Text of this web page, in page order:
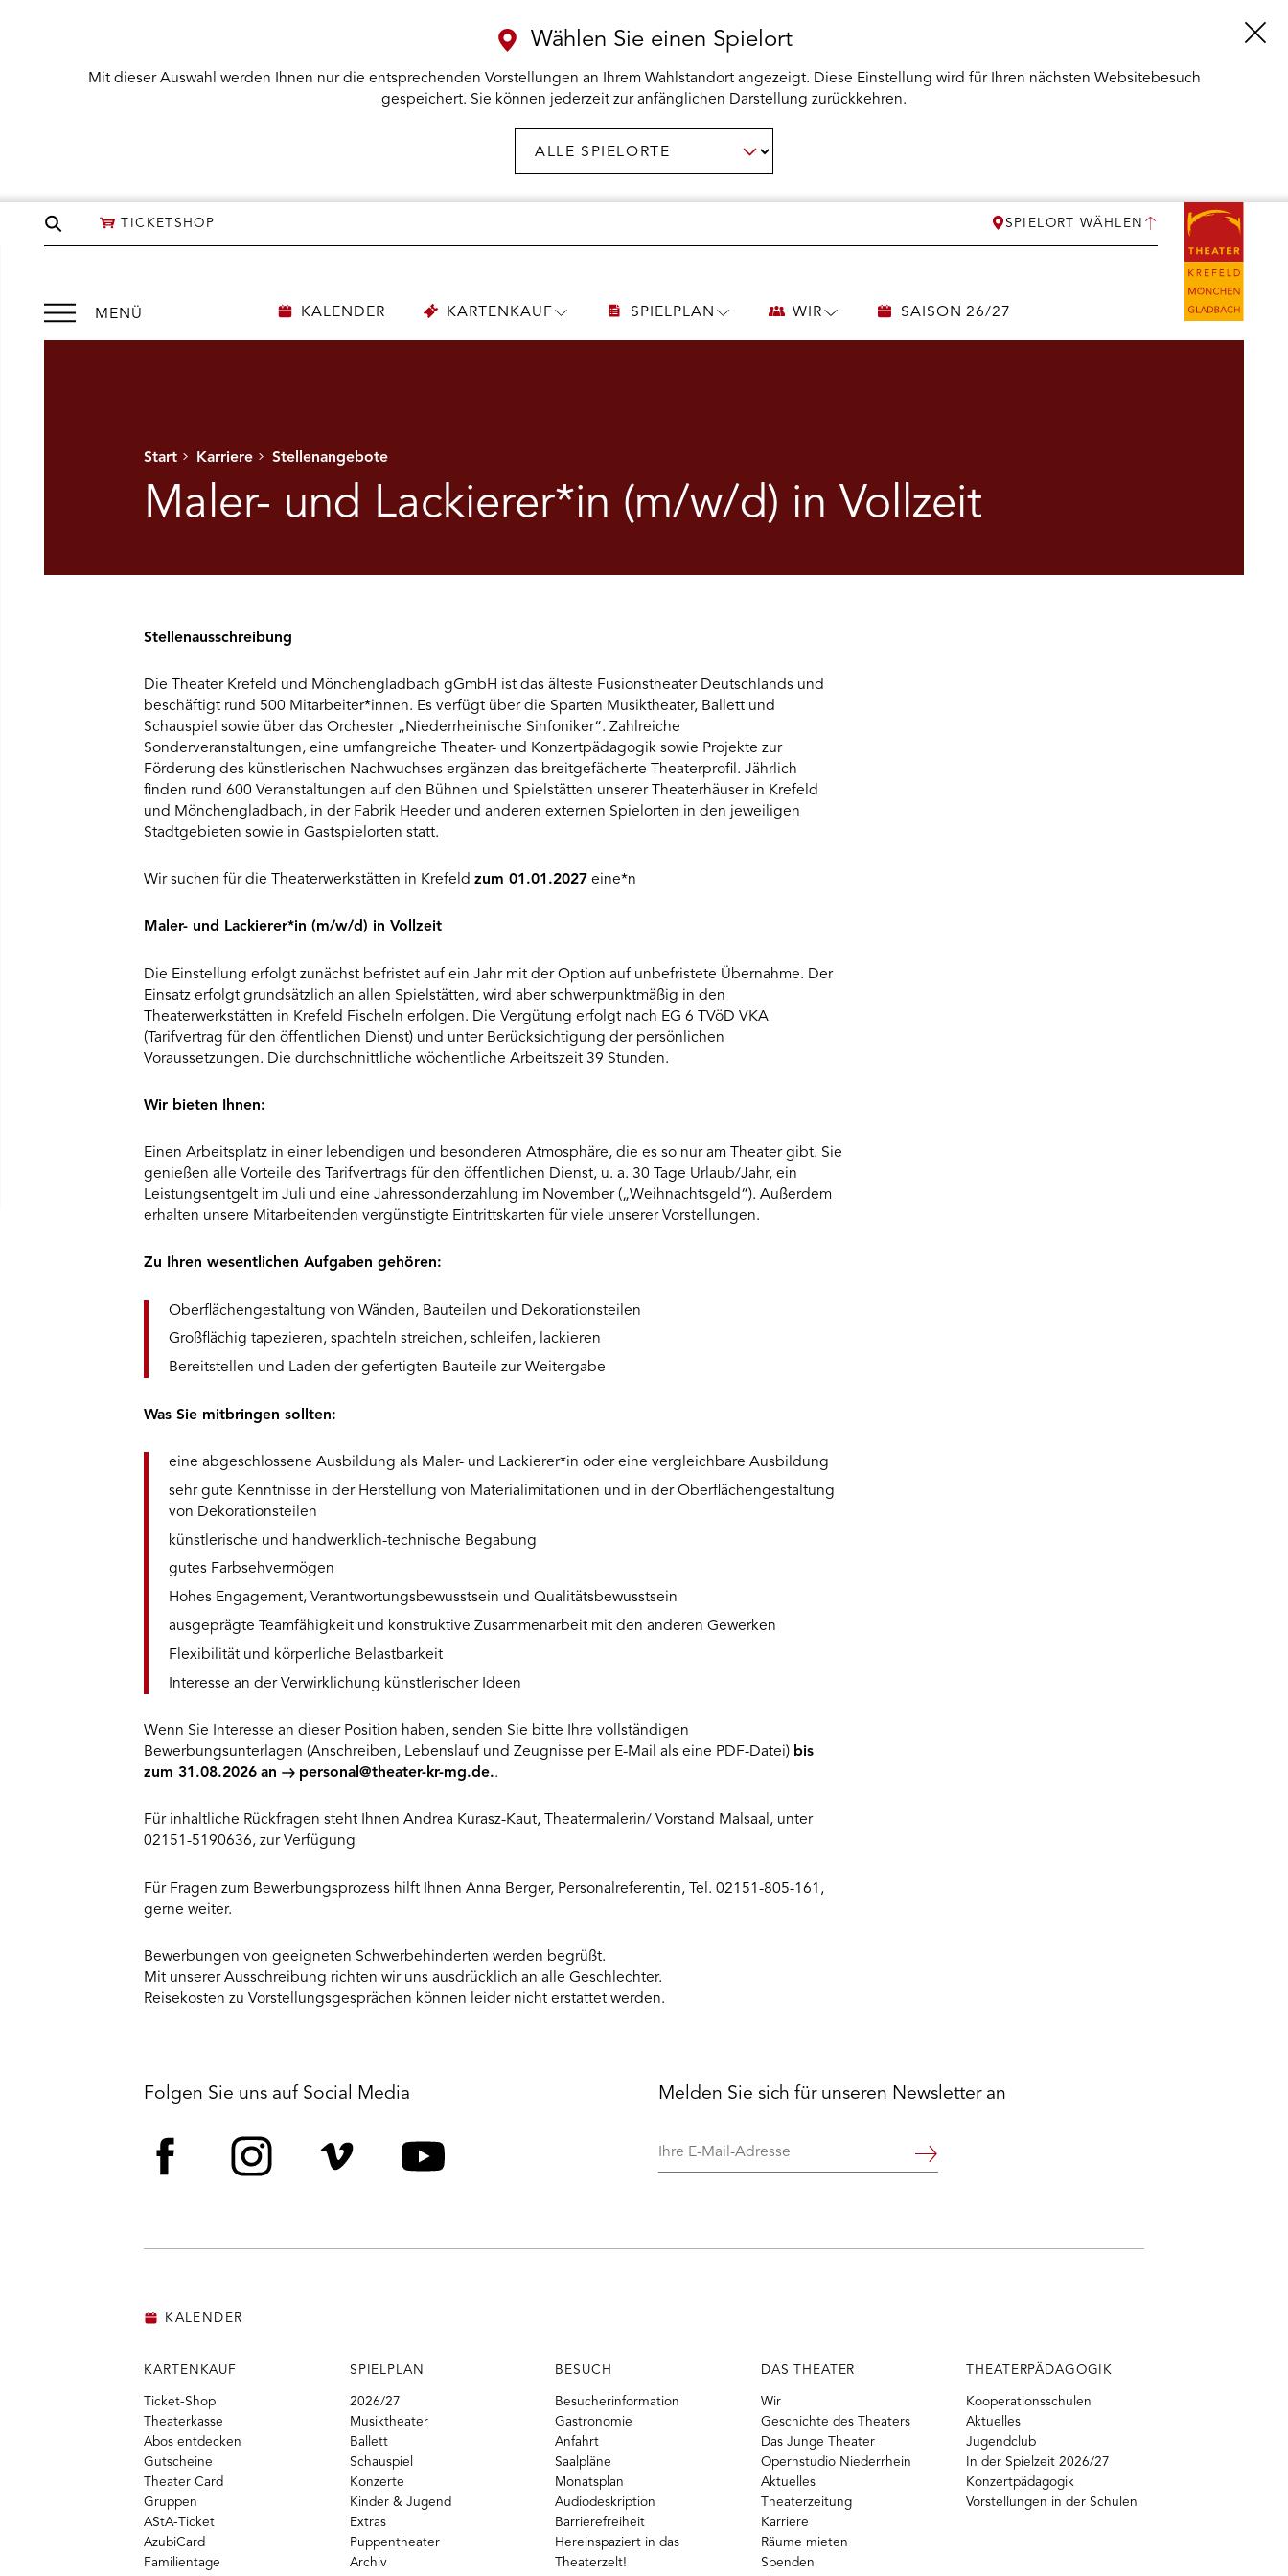
Seite
TICKETSHOP SPIELORT WÄHLEN
Wählen Sie einen Spielort
Mit dieser Auswahl werden Ihnen nur die entsprechenden Vorstellungen an Ihrem Wahlstandort angezeigt. Diese Einstellung wird für Ihren nächsten Websitebesuch
gespeichert. Sie können jederzeit zur anfänglichen Darstellung zurückkehren.
MENÜ
Menü
öffnen
SPIELPLAN ÖFFNEN
BESUCH ÖFFNEN
KALENDER KARTENKAUF UNTERMENÜSPIELPLAN UNTERMENÜ
WIR UNTERMENÜSAISON 26/27
Start Karriere Stellenangebote
Maler- und Lackierer*in (m/w/d) in Vollzeit
Stellenausschreibung
Die Theater Krefeld und Mönchengladbach gGmbH ist das älteste Fusionstheater Deutschlands und
beschäftigt rund 500 Mitarbeiter*innen. Es verfügt über die Sparten Musiktheater, Ballett und
Schauspiel sowie über das Orchester „Niederrheinische Sinfoniker“. Zahlreiche
Sonderveranstaltungen, eine umfangreiche Theater- und Konzertpädagogik sowie Projekte zur
Förderung des künstlerischen Nachwuchses ergänzen das breitgefächerte Theaterprofil. Jährlich
finden rund 600 Veranstaltungen auf den Bühnen und Spielstätten unserer Theaterhäuser in Krefeld
und Mönchengladbach, in der Fabrik Heeder und anderen externen Spielorten in den jeweiligen
Stadtgebieten sowie in Gastspielorten statt.
Wir suchen für die Theaterwerkstätten in Krefeldzum 01.01.2027 eine*n
Maler- und Lackierer*in (m/w/d) in Vollzeit
Die Einstellung erfolgt zunächst befristet auf ein Jahr mit der Option auf unbefristete Übernahme. Der
Einsatz erfolgt grundsätzlich an allen Spielstätten, wird aber schwerpunktmäßig in den
Theaterwerkstätten in Krefeld Fischeln erfolgen. Die Vergütung erfolgt nach EG 6 TVöD VKA
(Tarifvertrag für den öffentlichen Dienst) und unter Berücksichtigung der persönlichen
Voraussetzungen. Die durchschnittliche wöchentliche Arbeitszeit 39 Stunden.
Wir bieten Ihnen:
Einen Arbeitsplatz in einer lebendigen und besonderen Atmosphäre, die es so nur am Theater gibt. Sie
genießen alle Vorteile des Tarifvertrags für den öffentlichen Dienst, u. a. 30 Tage Urlaub/Jahr, ein
Leistungsentgelt im Juli und eine Jahressonderzahlung im November („Weihnachtsgeld“). Außerdem
erhalten unsere Mitarbeitenden vergünstigte Eintrittskarten für viele unserer Vorstellungen.
Zu Ihren wesentlichen Aufgaben gehören:
Oberflächengestaltung von Wänden, Bauteilen und Dekorationsteilen
Großflächig tapezieren, spachteln streichen, schleifen, lackieren
Bereitstellen und Laden der gefertigten Bauteile zur Weitergabe
Was Sie mitbringen sollten:
eine abgeschlossene Ausbildung als Maler- und Lackierer*in oder eine vergleichbare Ausbildung
sehr gute Kenntnisse in der Herstellung von Materialimitationen und in der Oberflächengestaltung
von Dekorationsteilen
künstlerische und handwerklich-technische Begabung
gutes Farbsehvermögen
Hohes Engagement, Verantwortungsbewusstsein und Qualitätsbewusstsein
ausgeprägte Teamfähigkeit und konstruktive Zusammenarbeit mit den anderen Gewerken
Flexibilität und körperliche Belastbarkeit
Interesse an der Verwirklichung künstlerischer Ideen
Wenn Sie Interesse an dieser Position haben, senden Sie bitte Ihre vollständigen
Bewerbungsunterlagen (Anschreiben, Lebenslauf und Zeugnisse per E-Mail als eine PDF-Datei) bis
zum 31.08.2026 an personal@theater-kr-mg.de..
Für inhaltliche Rückfragen steht Ihnen Andrea Kurasz-Kaut, Theatermalerin/ Vorstand Malsaal, unter
02151-5190636, zur Verfügung
Für Fragen zum Bewerbungsprozess hilft Ihnen Anna Berger, Personalreferentin, Tel. 02151-805-161,
gerne weiter.
Bewerbungen von geeigneten Schwerbehinderten werden begrüßt.
Mit unserer Ausschreibung richten wir uns ausdrücklich an alle Geschlechter.
Reisekosten zu Vorstellungsgesprächen können leider nicht erstattet werden.
Folgen Sie uns auf Social Media Melden Sie sich für unseren Newsletter an
Ihre
Weiter
KALENDER
KARTENKAUF
Ticket-Shop
Theaterkasse
Abos entdecken
Gutscheine
Theater Card
Gruppen
AStA-Ticket
AzubiCard
Familientage
SPIELPLAN
2026/27
Musiktheater
Ballett
Schauspiel
Konzerte
Kinder & Jugend
Extras
Puppentheater
Archiv
BESUCH
Besucherinformation
Gastronomie
Anfahrt
Saalpläne
Monatsplan
Audiodeskription
Barrierefreiheit
Hereinspaziert in das
Theaterzelt!
DAS THEATER
Wir
Geschichte des Theaters
Das Junge Theater
Opernstudio Niederrhein
Aktuelles
Theaterzeitung
Karriere
Räume mieten
Spenden
THEATERPÄDAGOGIK
Kooperationsschulen
Aktuelles
Jugendclub
In der Spielzeit 2026/27
Konzertpädagogik
Vorstellungen in der Schulen